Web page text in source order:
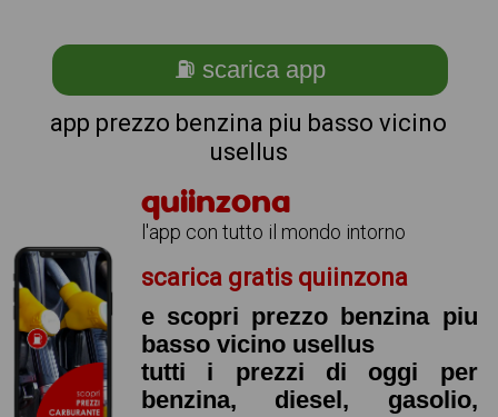
⛽ scarica app
app prezzo benzina piu basso vicino
usellus
quiinzona
l'app con tutto il mondo intorno
scarica gratis quiinzona
e scopri prezzo benzina piu
basso vicino usellus
tutti i prezzi di oggi per
benzina, diesel, gasolio,